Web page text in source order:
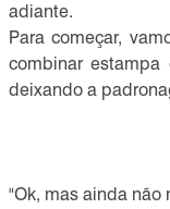
adiante.
Para começar,
combinar
deixando a
"Ok, mas ainda não